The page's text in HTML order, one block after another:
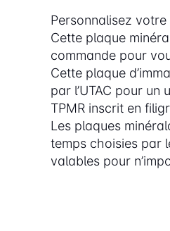
Personnalisez
Cette plaque
commande pour
Cette plaque
par l’UTAC pour
TPMR inscrit en
Les plaques
temps choisies par
valables pour